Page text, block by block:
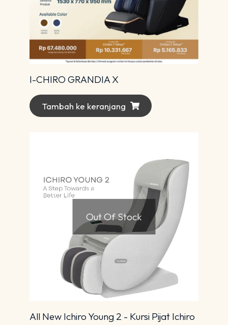
I-CHIRO GRANDIA X
Tambah ke keranjang
Out Of Stock
All New Ichiro Young 2 - Kursi Pijat Ichiro